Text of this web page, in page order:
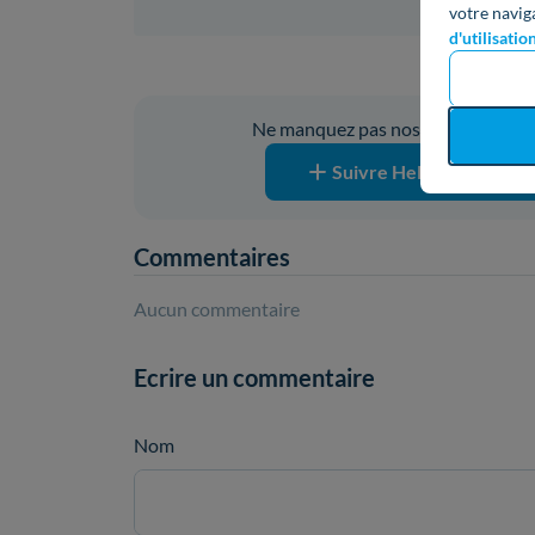
votre
Ne manquez pas nos prochaines
Suivre Hello Watt sur
Commentaires
Aucun commentaire
Ecrire un commentaire
Nom